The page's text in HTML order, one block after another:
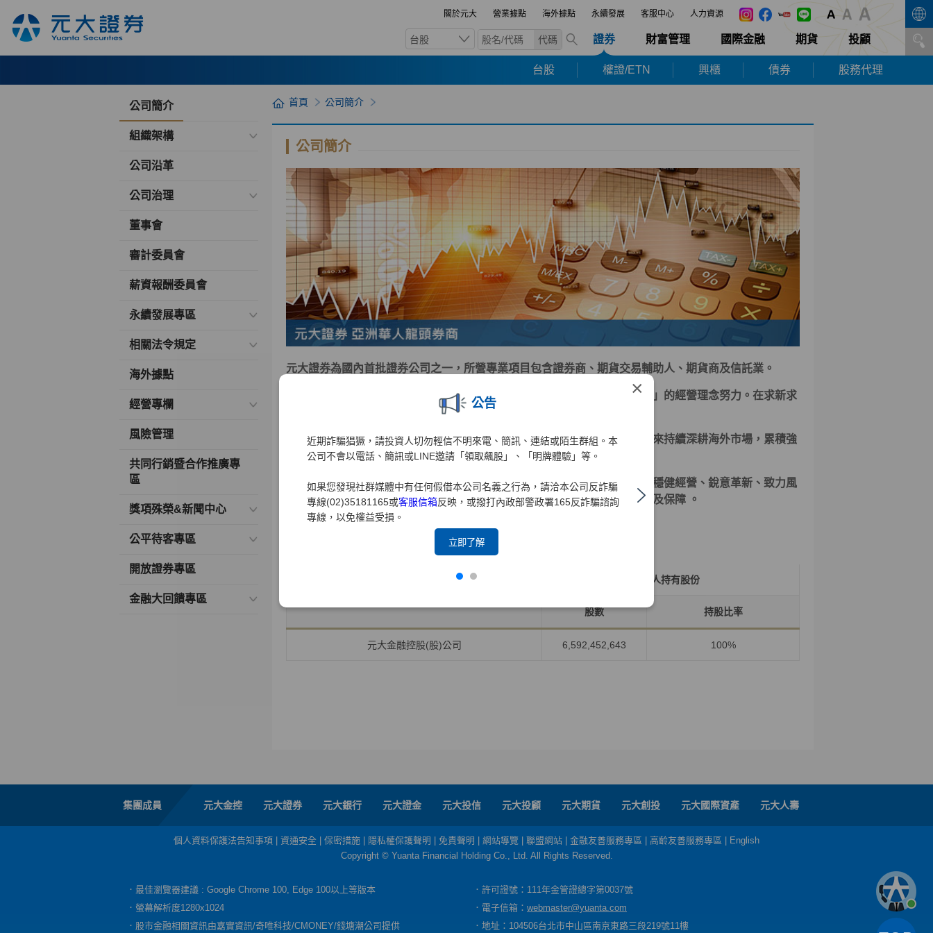
關於元大 營業據點 海外據點 永續發展 客服中心 人力資源
台股 代碼 證券 財富管理 國際金融 期貨 投顧
台股 權證/ETN 興櫃 債券 股務代理
×
公告
近期詐騙猖獗，請投資人切勿輕信不明來電、簡訊、連結或陌生群組。本
公司不會以電話、簡訊或LINE邀請「領取飆股」、「明牌體驗」等。
如果您發現社群媒體中有任何假借本公司名義之行為，請洽本公司反詐騙
專線(02)35181165或客服信箱反映，或撥打內政部警政署165反詐騙諮詢
專線，以免權益受損。
立即了解
公司簡介
組織架構
公司沿革
公司治理
董事會
審計委員會
薪資報酬委員會
永續發展專區
相關法令規定
海外據點
經營專欄
風險管理
共同行銷暨合作推廣專
區
獎項殊榮&新聞中心
公平待客專區
開放證券專區
金融大回饋專區
首頁 公司簡介
公司簡介
元大證券為國內首批證券公司之一，所營專業項目包含證券商、期貨交易輔助人、期貨商及信託業。
多年來始終秉持著為投資大眾「掌握先機、創造財富、誠信服務、保障權益」的經營理念努力。在求新求
變、群策群力的企業文化驅策下，早已成為台灣證券業的翹楚。
本著「深耕台灣、放眼國際、在地生活、全球投資」的理念，元大證券多年來持續深耕海外市場，累積強
大實力。近年來更積極拓展兩岸三地業務，以期成為大中華區指標性券商。
元大證券為元大金控旗下之子公司，爾後仍將持續以落實客戶權益為職志，穩健經營、銳意革新、致力風
險管理，為投資大眾提供最完善、最周全之服務，並為客戶帶來更大的利潤及保障 。
本人持有股份
持股比例占前十名之股東資料
資料時間:115年4月30日
本人持有股份
股數 持股比率
元大金融控股(股)公司 6,592,452,643 100%
集團成員 元大金控 元大證券 元大銀行 元大證金 元大投信 元大投顧 元大期貨 元大創投 元大國際資產 元大人壽
個人資料保護法告知事項 資通安全 保密措施 隱私權保護聲明 免責聲明 網站導覽 聯盟網站 金融友善服務專區 高齡友善服務專區
English
Copyright © Yuanta Financial Holding Co., Ltd. All Rights Reserved.
．最佳瀏覽器建議 : Google Chrome 100, Edge 100以上等版本
．許可證號：111年金管證總字第0037號
．螢幕解析度1280x1024
．電子信箱： webmaster@yuanta.com
．股市金融相關資訊由嘉實資訊/奇唯科技/CMONEY/錢塘潮公司提供
．地址：104506台北市中山區南京東路三段219號11樓